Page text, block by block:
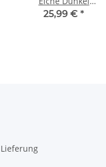
Schreibtisch Akten-
25,99 € *